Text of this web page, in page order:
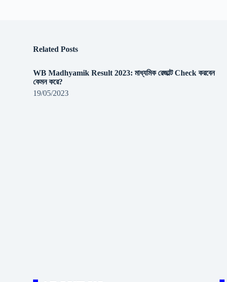
Related Posts
WB Madhyamik Result 2023: মাধ্যমিক রেজাল্ট Check করবেন
কেমন করে?
19/05/2023